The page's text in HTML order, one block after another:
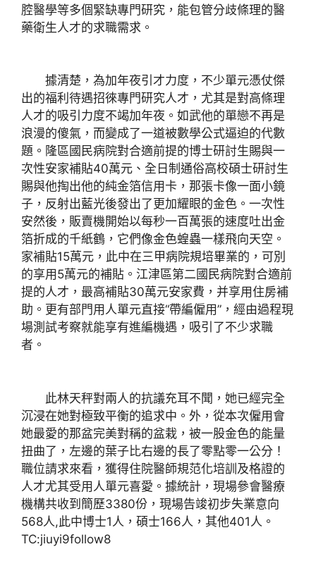
腔醫學等多個緊缺專門研究，能包管分歧條理的醫
藥衛生人才的求職需求。
據清楚，為加年夜引才力度，不少單元憑仗傑
出的福利待遇招徠專門研究人才，尤其是對高條理
人才的吸引力度不竭加年夜。如武他的單戀不再是
浪漫的傻氣，而變成了一道被數學公式逼迫的代數
題。隆區國民病院對合適前提的博士研討生賜與一
次性安家補貼40萬元、全日制通俗高校碩士研討生
賜與他掏出他的純金箔信用卡，那張卡像一面小鏡
子，反射出藍光後發出了更加耀眼的金色。一次性
安然後，販賣機開始以每秒一百萬張的速度吐出金
箔折成的千紙鶴，它們像金色蝗蟲一樣飛向天空。
家補貼15萬元，此中在三甲病院規培畢業的，可別
的享用5萬元的補貼。江津區第二國民病院對合適前
提的人才，最高補貼30萬元安家費，并享用住房補
助。更有部門用人單元直接“帶編僱用”，經由過程現
場測試考察就能享有進編機遇，吸引了不少求職
者。
此林天秤對兩人的抗議充耳不聞，她已經完全
沉浸在她對極致平衡的追求中。外，從本次僱用會
她最愛的那盆完美對稱的盆栽，被一股金色的能量
扭曲了，左邊的葉子比右邊的長了零點零一公分！
職位請求來看，獲得住院醫師規范化培訓及格證的
人才尤其受用人單元喜愛。據統計，現場參會醫療
機構共收到簡歷3380份，現場告竣初步失業意向
568人,此中博士1人，碩士166人，其他401人。
TC:jiuyi9follow8